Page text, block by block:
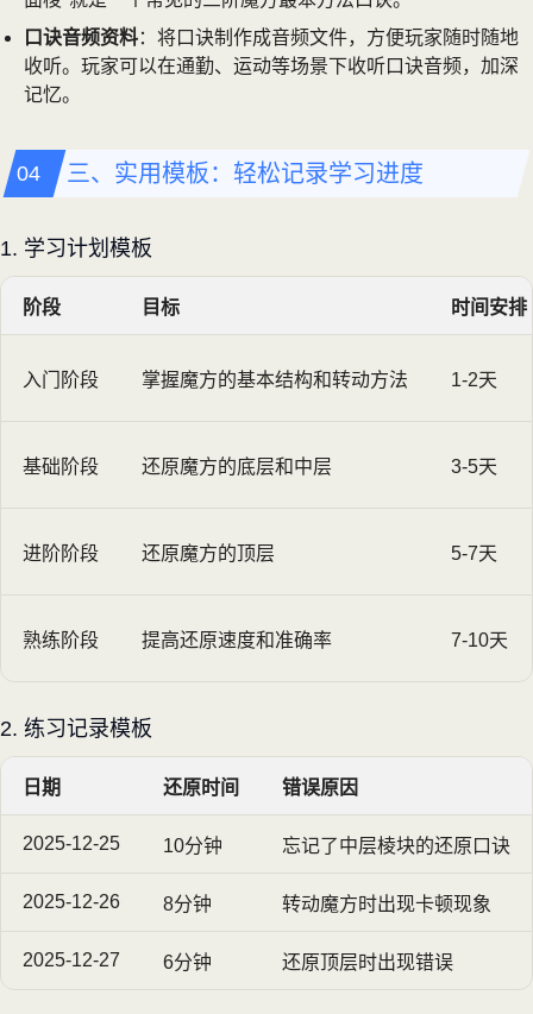
口诀音频资料：将口诀制作成音频文件，方便玩家随时随地
收听。玩家可以在通勤、运动等场景下收听口诀音频，加深
记忆。
三、实用模板：轻松记录学习进度
1. 学习计划模板
阶段 目标 时间安排
入门阶段 掌握魔方的基本结构和转动方法 1-2天
基础阶段 还原魔方的底层和中层 3-5天
进阶阶段 还原魔方的顶层 5-7天
熟练阶段 提高还原速度和准确率 7-10天
2. 练习记录模板
日期 还原时间 错误原因
2025-12-25 10分钟 忘记了中层棱块的还原口诀
2025-12-26 8分钟 转动魔方时出现卡顿现象
2025-12-27 6分钟 还原顶层时出现错误